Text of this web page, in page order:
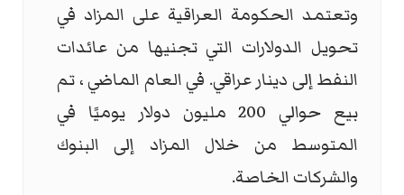
وتعتمد الحكومة العراقية على المزاد في
تحويل الدولارات التي تجنيها من عائدات
النفط إلى دينار عراقي. في العام الماضي ، تم
بيع حوالي 200 مليون دولار يوميًا في
المتوسط من خلال المزاد إلى البنوك
والشركات الخاصة.